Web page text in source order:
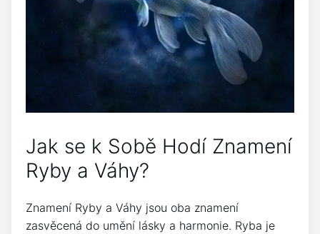
Jak se k Sobě Hodí Znamení
Ryby a Váhy?
Znamení Ryby a Váhy jsou oba znamení
zasvěcená do umění lásky a harmonie. Ryba je